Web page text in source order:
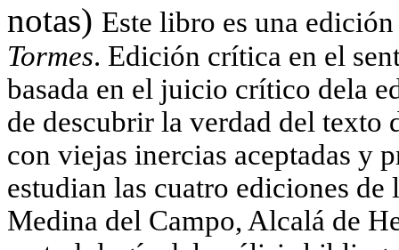
notas) Este libro es una
Tormes. Edición crítica en el
basada en el juicio crítico dela
de descubrir la verdad del texto
con viejas inercias aceptadas y
estudian las cuatro ediciones
Medina del Campo, Alcalá de